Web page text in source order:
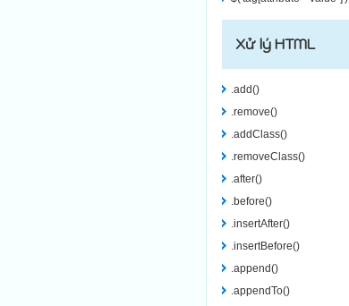
Xử lý HTML
.add()
.remove()
.addClass()
.removeClass()
.after()
.before()
.insertAfter()
.insertBefore()
.append()
.appendTo()